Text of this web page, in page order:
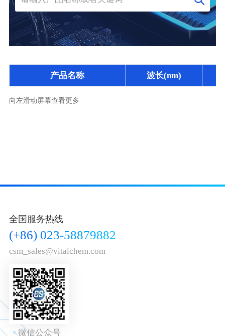
产品名称 波长(nm)
向左滑动屏幕查看更多
全国服务热线
(+86) 023-58879882
csm_sales@vitalchem.com
微信公众号